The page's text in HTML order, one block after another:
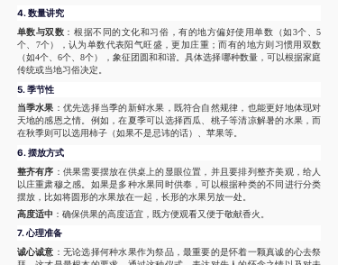
4. 数量讲究
单数与双数 ：根据不同的文化和习俗，有的地方偏好使用单数（如3个、5
个、7个），认为单数代表阳气旺盛，更加庄重；而有的地方则习惯用双数
（如4个、6个、8个），象征团圆和和谐。具体选择哪种数量，可以根据家庭
传统或当地习俗决定。
5. 季节性
当季水果 ：优先选择当季的新鲜水果，既符合自然规律，也能更好地体现对
天地的感恩之情。例如，在夏季可以选择西瓜、桃子等清凉解暑的水果，而
在秋季则可以选用柿子（如果不是忌讳的话）、苹果等。
6. 摆放方式
整齐有序 ：供果需要摆放在供桌上的显眼位置，并且要排列整齐美观，给人
以庄重肃穆之感。如果是多种水果同时供奉，可以根据种类的不同进行分类
摆放，比如将圆形的水果放在一起，长形的水果另放一处。
高度适中 ：确保供果的高度适宜，既方便观看又便于敬献香火。
7.心理准备
诚心诚意 ：无论选择何种水果作为祭品，最重要的是怀着一颗真诚的心去祭